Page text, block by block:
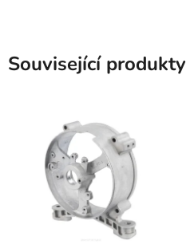
Související produkty